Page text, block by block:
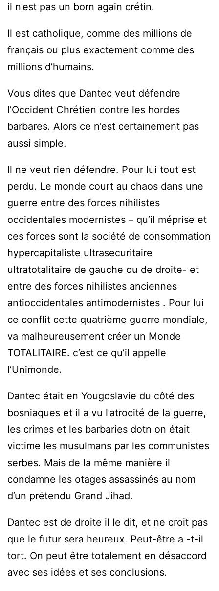
il n’est pas un born again crétin.
Il est catholique, comme des millions de
français ou plus exactement comme des
millions d’humains.
Vous dites que Dantec veut défendre
l’Occident Chrétien contre les hordes
barbares. Alors ce n’est certainement pas
aussi simple.
Il ne veut rien défendre. Pour lui tout est
perdu. Le monde court au chaos dans une
guerre entre des forces nihilistes
occidentales modernistes – qu’il méprise et
ces forces sont la société de consommation
hypercapitaliste ultrasecuritaire
ultratotalitaire de gauche ou de droite- et
entre des forces nihilistes anciennes
antioccidentales antimodernistes . Pour lui
ce conflit cette quatrième guerre mondiale,
va malheureusement créer un Monde
TOTALITAIRE. c’est ce qu’il appelle
l’Unimonde.
Dantec était en Yougoslavie du côté des
bosniaques et il a vu l’atrocité de la guerre,
les crimes et les barbaries dotn on était
victime les musulmans par les communistes
serbes. Mais de la même manière il
condamne les otages assassinés au nom
d’un prétendu Grand Jihad.
Dantec est de droite il le dit, et ne croit pas
que le futur sera heureux. Peut-être a -t-il
tort. On peut être totalement en désaccord
avec ses idées et ses conclusions.